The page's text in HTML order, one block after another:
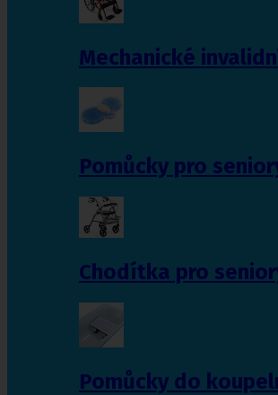
Mechanické
Pomůcky pro
Chodítka pro
Pomůcky do